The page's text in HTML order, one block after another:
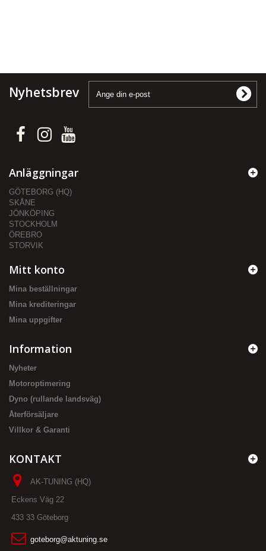
Nyhetsbrev
Anläggningar
GÖTEBORG (HQ)
SKÅNE
JÖNKÖPING
STOCKHOLM
ÖREBRO
STORVIK
Mitt konto
Mina beställningar
Mina krediteringar
Mina uppgifter
Information
Nyheter
Motoroptimering
Dyno (rullande landsväg)
Återförsäljare
Villkor & Garanti
KONTAKT
AK-TUNING (HQ)
Eckens Väg 22
433 33 Göteborg
goteborg@aktuning.se